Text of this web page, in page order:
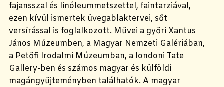
fajansszal és linóleummetszettel, faintarziával,
ezen kívül ismertek üvegablaktervei, sőt
versírással is foglalkozott. Művei a győri Xantus
János Múzeumben, a Magyar Nemzeti Galériában,
a Petőfi Irodalmi Múzeumban, a londoni Tate
Gallery-ben és számos magyar és külföldi
magángyűjteményben találhatók. A magyar